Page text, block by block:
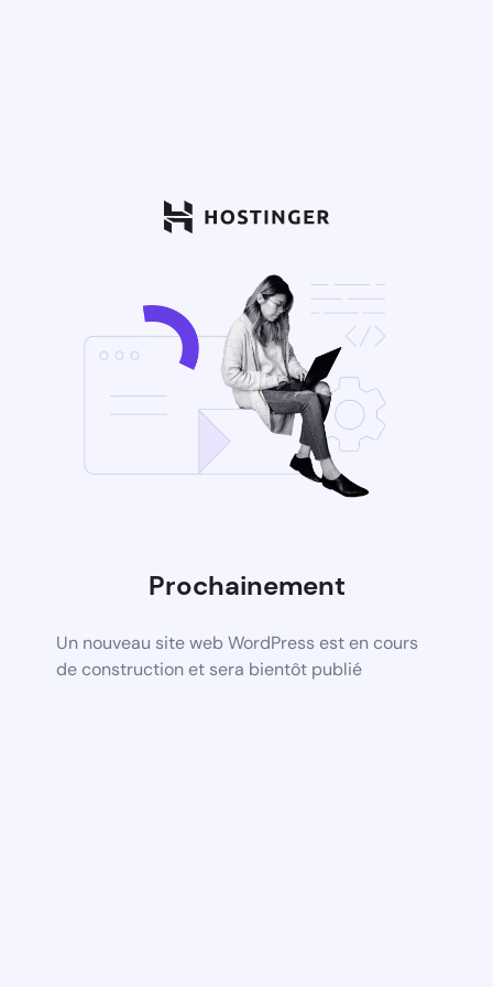
Prochainement
Un nouveau site web WordPress est en cours
de construction et sera bientôt publié